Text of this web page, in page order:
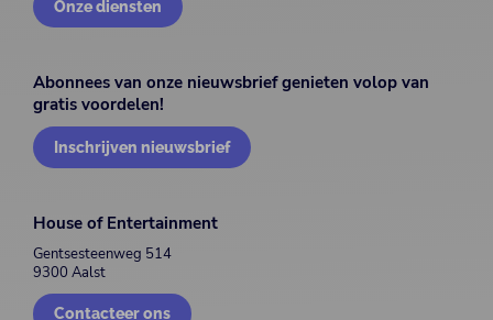
Onze diensten
Abonnees van onze nieuwsbrief genieten volop van
gratis voordelen!
Inschrijven nieuwsbrief
House of Entertainment
Gentsesteenweg 514
9300 Aalst
Contacteer ons